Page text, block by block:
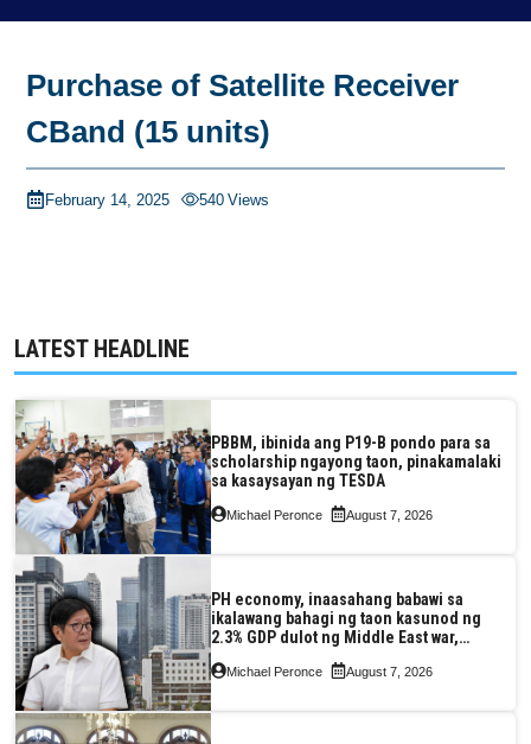
Purchase of Satellite Receiver
CBand (15 units)
February 14, 2025 540 Views
LATEST HEADLINE
PBBM, ibinida ang P19-B pondo para sa
scholarship ngayong taon, pinakamalaki
sa kasaysayan ng TESDA
Michael Peronce August 7, 2026
PH economy, inaasahang babawi sa
ikalawang bahagi ng taon kasunod ng
2.3% GDP dulot ng Middle East war,
pagkaantala ng public construction
Michael Peronce August 7, 2026